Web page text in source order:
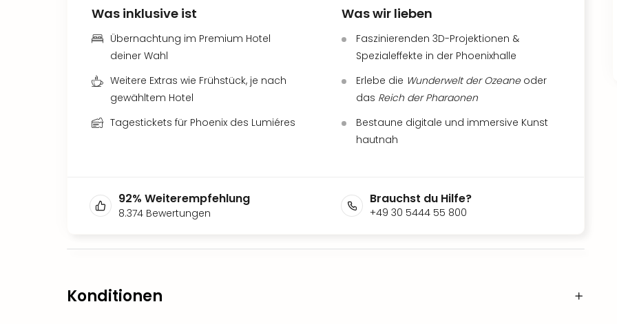
Was inklusive ist
Übernachtung im Premium Hotel
deiner Wahl
Weitere Extras wie Frühstück, je nach
gewähltem Hotel
Tagestickets für Phoenix des Lumiéres
Was wir lieben
Faszinierenden 3D-Projektionen &
Spezialeffekte in der Phoenixhalle
Erlebe die Wunderwelt der Ozeaneoder
das Reich der Pharaonen
Bestaune digitale und immersive Kunst
hautnah
92% Weiterempfehlung
8.374 Bewertungen
Brauchst du Hilfe?
+49 30 5444 55 800
Konditionen